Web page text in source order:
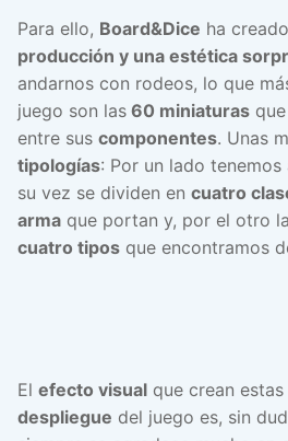
Para ello, Board&Dice ha
producción y una estética
andarnos con rodeos, lo que
juego son las 60 miniaturas
entre sus componentes. Unas
tipologías: Por un lado tenemos
su vez se dividen en cuatro
arma que portan y, por el otro
cuatro tipos que encontramos
El efecto visual que crean
despliegue del juego es, sin